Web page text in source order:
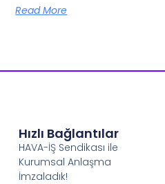
Read More
Hızlı Bağlantılar
HAVA-İŞ Sendikası ile
Kurumsal Anlaşma
İmzaladık!